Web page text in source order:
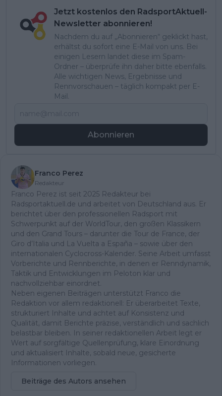
Jetzt kostenlos den RadsportAktuell-
Newsletter abonnieren!
Nachdem du auf „Abonnieren“ geklickt hast,
erhältst du sofort eine E-Mail von uns. Bei
einigen Lesern landet diese im Spam-
Ordner – überprüfe ihn daher bitte ebenfalls.
Alle wichtigen News, Ergebnisse und
Rennvorschauen – täglich kompakt per E-
Mail.
Abonnieren
Franco Perez
Redakteur
Franco Perez ist seit 2025 Redakteur bei
Radsportaktuell.de und arbeitet von Deutschland aus. Er
berichtet über den professionellen Radsport mit
Schwerpunkt auf der WorldTour, den großen Klassikern
und den Grand Tours – darunter die Tour de France, der
Giro d’Italia und La Vuelta a España – sowie über den
internationalen Cyclocross-Kalender. Seine Arbeit umfasst
Vorberichte und Rennberichte, in denen er Renndynamik,
Taktik und Entwicklungen im Peloton klar und
nachvollziehbar einordnet.
Neben eigenen Beiträgen unterstützt Franco die
Redaktion vor allem redaktionell: Er überarbeitet Texte,
strukturiert Inhalte und achtet auf Konsistenz und
Qualität, damit Berichte präzise, verständlich und sachlich
belastbar bleiben. In seiner redaktionellen Arbeit legt er
Wert auf sorgfältige Quellenprüfung, klare Einordnung
und aktualisiert Inhalte, sobald neue, gesicherte
Informationen vorliegen.
Beiträge des Autors ansehen